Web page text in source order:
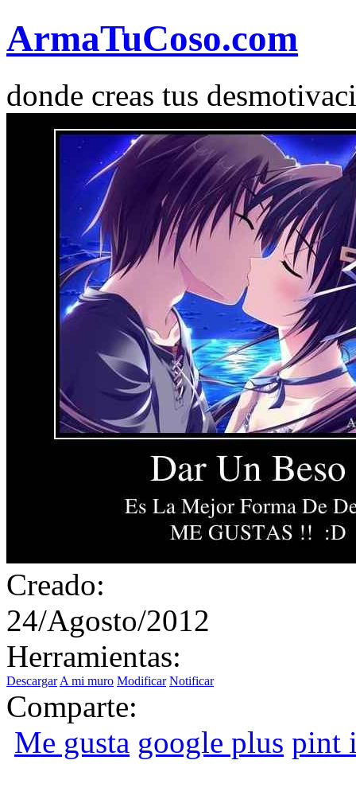
ArmaTuCoso.com
donde creas tus
Creado:
24/Agosto/2012
Herramientas:
Descargar A mi muro Modificar Notificar
Comparte:
Me gusta google plus pint